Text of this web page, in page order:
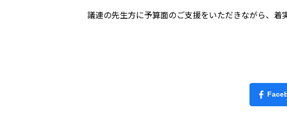
議連の先生方に予算面のご支援をいただきながら、